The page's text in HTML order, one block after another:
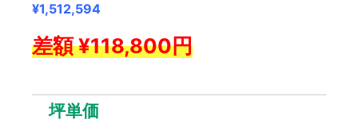
¥1,512,594
差額 ¥118,800円
坪単価